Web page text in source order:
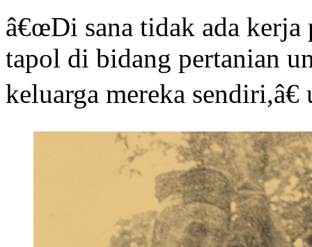
â€œDi sana tidak ada kerja
tapol di bidang pertanian
keluarga mereka